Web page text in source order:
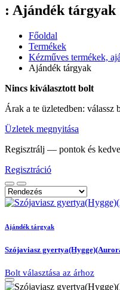
: Ajándék tárgyak
Főoldal
Termékek
Kézműves termékek,
Ajándék tárgyak
Nincs kiválasztott bolt
Árak a te üzletedben: válassz
Üzletek megnyitása
Regisztrálj — pontok és
Regisztráció
Ajándék tárgyak
Szójaviasz
Bolt választása az árhoz